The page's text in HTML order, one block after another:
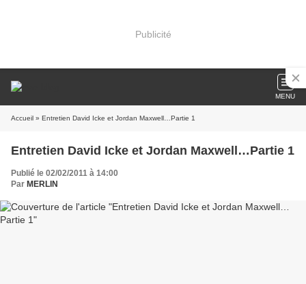
Publicité
MENU
Accueil » Entretien David Icke et Jordan Maxwell…Partie 1
Entretien David Icke et Jordan Maxwell…Partie 1
Publié le 02/02/2011 à 14:00
Par MERLIN